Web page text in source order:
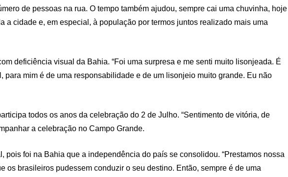
de pessoas na rua. O tempo também ajudou, sempre cai uma chuvinha, hoje
cidade e, em especial, à população por termos juntos realizado mais uma
deficiência visual da Bahia. “Foi uma surpresa e me senti muito lisonjeada. É
mim é de uma responsabilidade e de um lisonjeio muito grande. Eu não
todos os anos da celebração do 2 de Julho. “Sentimento de vitória, de
a celebração no Campo Grande.
foi na Bahia que a independência do país se consolidou. “Prestamos nossa
brasileiros pudessem conduzir o seu destino. Então, sempre é de uma